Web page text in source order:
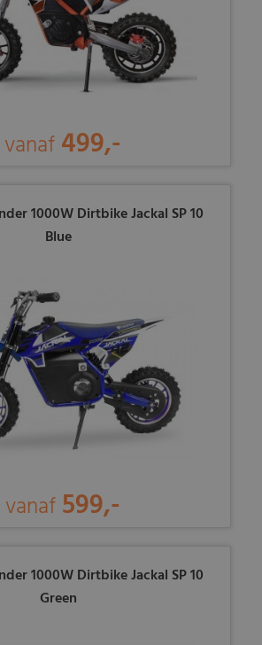
vanaf 499,-
1000W Dirtbike Jackal SP 10
Blue
vanaf 599,-
1000W Dirtbike Jackal SP 10
Green